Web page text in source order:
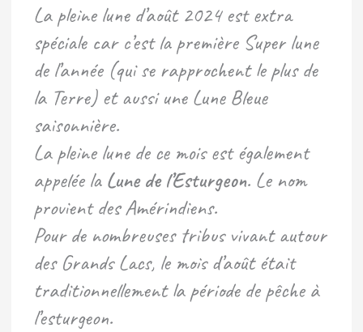
La pleine lune d’août 2024 est extra
spéciale car c’est la première Super lune
de l’année (qui se rapprochent le plus de
la Terre) et aussi une Lune Bleue
saisonnière.
La pleine lune de ce mois est également
appelée la Lune de l’Esturgeon. Le nom
provient des Amérindiens.
Pour de nombreuses tribus vivant autour
des Grands Lacs, le mois d’août était
traditionnellement la période de pêche à
l’esturgeon.